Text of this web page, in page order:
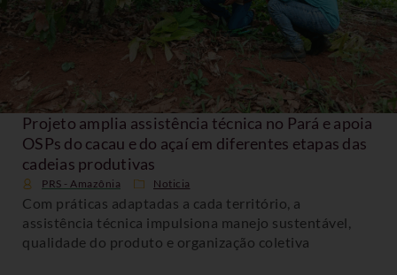
Projeto amplia assistência técnica no Pará e apoia
OSPs do cacau e do açaí em diferentes etapas das
cadeias produtivas
PRS - Amazônia Noticia
Com práticas adaptadas a cada território, a
assistência técnica impulsiona manejo sustentável,
qualidade do produto e organização coletiva